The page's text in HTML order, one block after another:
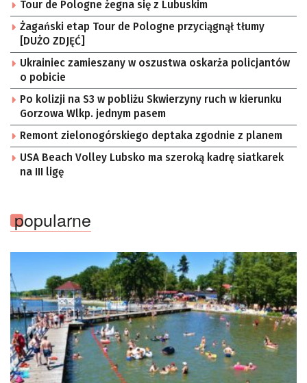
Tour de Pologne żegna się z Lubuskim
Żagański etap Tour de Pologne przyciągnął tłumy
[DUŻO ZDJĘĆ]
Ukrainiec zamieszany w oszustwa oskarża policjantów
o pobicie
Po kolizji na S3 w pobliżu Skwierzyny ruch w kierunku
Gorzowa Wlkp. jednym pasem
Remont zielonogórskiego deptaka zgodnie z planem
USA Beach Volley Lubsko ma szeroką kadrę siatkarek
na III ligę
popularne